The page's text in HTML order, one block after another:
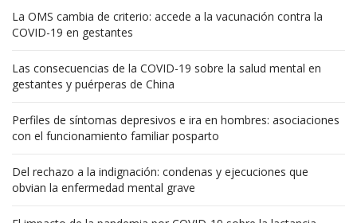
La OMS cambia de criterio: accede a la vacunación contra la
COVID-19 en gestantes
Las consecuencias de la COVID-19 sobre la salud mental en
gestantes y puérperas de China
Perfiles de síntomas depresivos e ira en hombres: asociaciones
con el funcionamiento familiar posparto
Del rechazo a la indignación: condenas y ejecuciones que
obvian la enfermedad mental grave